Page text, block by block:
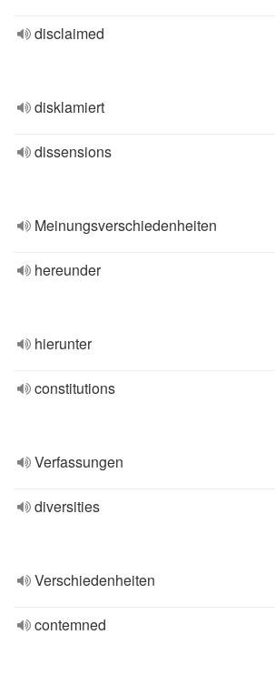
disclaimed
disklamiert
dissensions
Meinungsverschiedenheiten
hereunder
hierunter
constitutions
Verfassungen
diversities
Verschiedenheiten
contemned